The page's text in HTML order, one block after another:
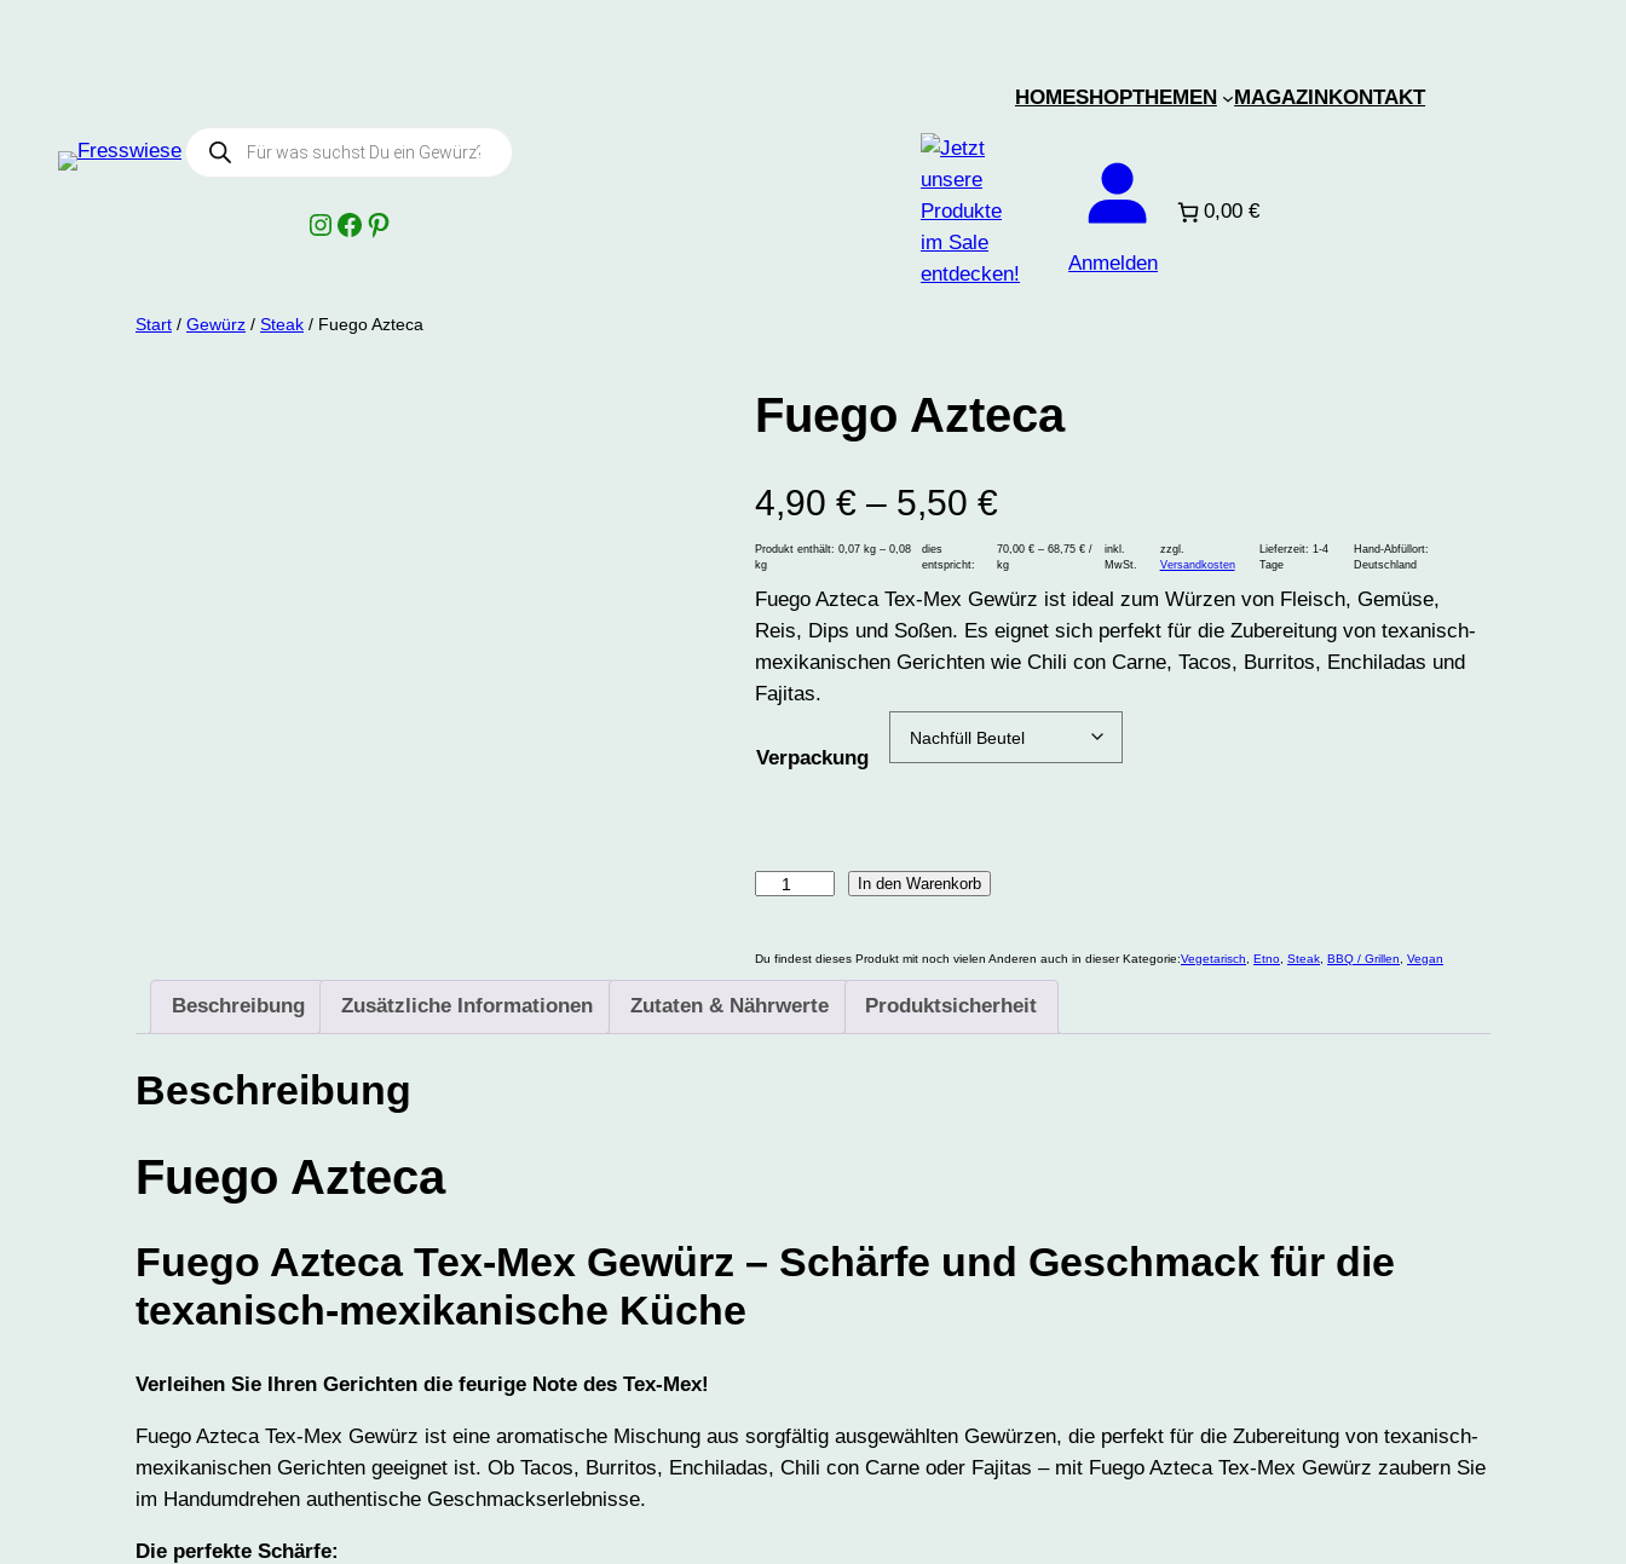
Products
search
Instagram
Facebook
Pinterest
HOMESHOPTHEMEN MAGAZINKONTAKT
Anmelden
0,00 €
Start / Gewürz / Steak / Fuego Azteca
Fuego Azteca
4,90 € – 5,50 €
Produkt enthält: 0,07 kg – 0,08
kg
dies
entspricht:
70,00 €– 68,75 €/
kg
inkl.
MwSt.
zzgl.
Versandkosten
Lieferzeit: 1-4
Tage
Hand-Abfüllort:
Deutschland
Fuego Azteca Tex-Mex Gewürz ist ideal zum Würzen von Fleisch, Gemüse,
Reis, Dips und Soßen. Es eignet sich perfekt für die Zubereitung von texanisch-
mexikanischen Gerichten wie Chili con Carne, Tacos, Burritos, Enchiladas und
Fajitas.
Verpackung
g
o
e
In den Warenkorb
Du findest dieses Produkt mit noch vielen Anderen auch in dieser Kategorie:Vegetarisch Etno Steak BBQ / Grillen Vegan
Beschreibung Zusätzliche Informationen Zutaten & Nährwerte Produktsicherheit
Beschreibung
Fuego Azteca
Fuego Azteca Tex-Mex Gewürz – Schärfe und Geschmack für die
texanisch-mexikanische Küche
Verleihen Sie Ihren Gerichten die feurige Note des Tex-Mex!
Fuego Azteca Tex-Mex Gewürz ist eine aromatische Mischung aus sorgfältig ausgewählten Gewürzen, die perfekt für die Zubereitung von texanisch-
mexikanischen Gerichten geeignet ist. Ob Tacos, Burritos, Enchiladas, Chili con Carne oder Fajitas – mit Fuego Azteca Tex-Mex Gewürz zaubern Sie
im Handumdrehen authentische Geschmackserlebnisse.
Die perfekte Schärfe: